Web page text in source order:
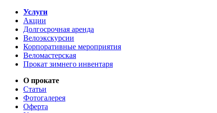
Услуги
Акции
Долгосрочная аренда
Велоэкскурсии
Корпоративные мероприятия
Веломастерская
Прокат зимнего инвентаря
О прокате
Статьи
Фотогалерея
Оферта